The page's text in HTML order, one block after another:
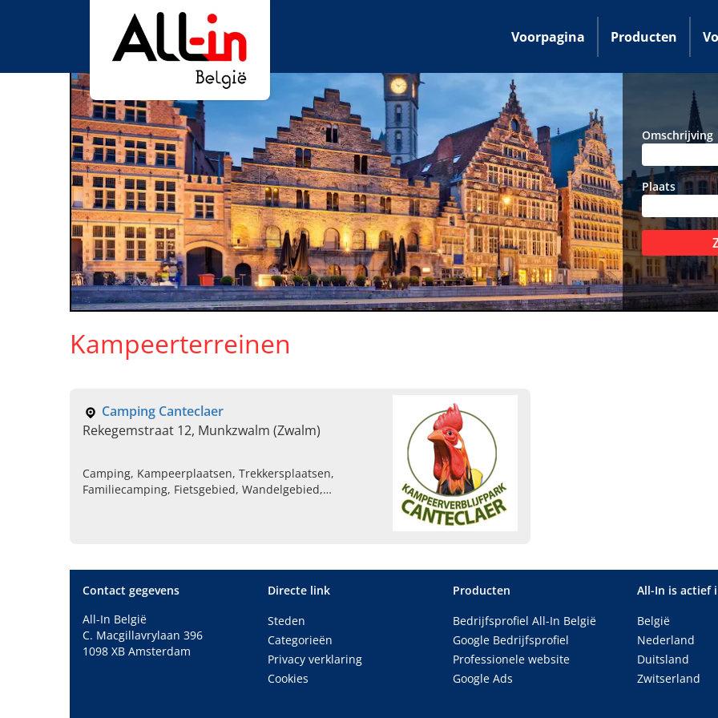
Voorpagina Producten
Omschrijving
Plaats
Kampeerterreinen
Camping Canteclaer
Rekegemstraat 12, Munkzwalm (Zwalm)
Camping, Kampeerplaatsen, Trekkersplaatsen,
Familiecamping, Fietsgebied, Wandelgebied,
Contact gegevens
All-In België
C. Macgillavrylaan 396
1098 XB Amsterdam
Directe link
Steden
Categorieën
Privacy verklaring
Cookies
Producten
Bedrijfsprofiel All-In België
Google Bedrijfsprofiel
Professionele website
Google Ads
All-In is actief
België
Nederland
Duitsland
Zwitserland